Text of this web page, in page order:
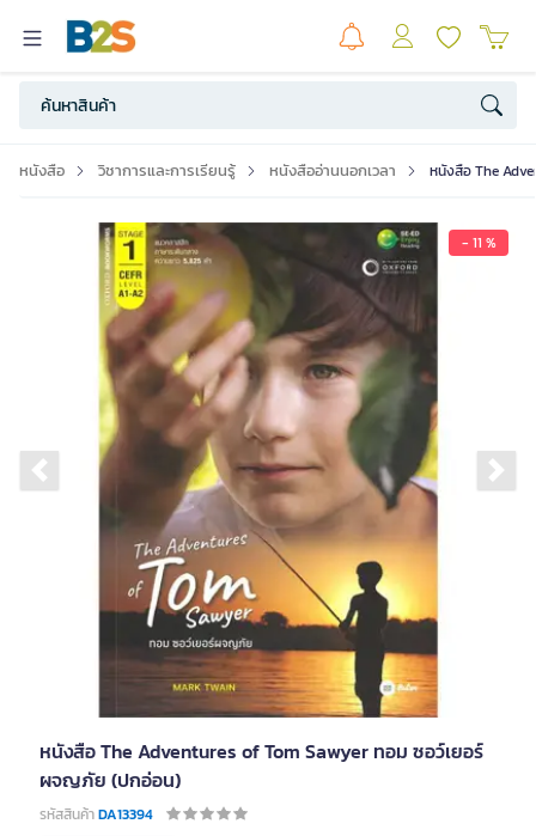
หนังสือ วิชาการและการเรียนรู้ หนังสืออ่านนอกเวลา หนังสือ The
- 11 %
Previous slide
หนังสือ The Adventures of Tom Sawyer ทอม ซอว์เยอร์
ผจญภัย (ปกอ่อน)
รหัสสินค้าDA13394